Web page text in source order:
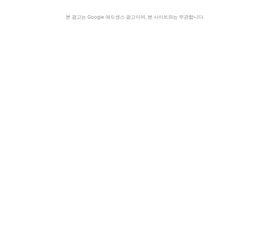
본 광고는 Google 애드센스 광고이며, 본 사이트와는 무관합니다.